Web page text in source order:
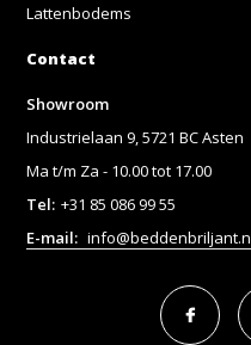
Lattenbodems
Contact
Showroom
Industrielaan 9, 5721 BC Asten
Ma t/m Za - 10.00 tot 17.00
Tel: +31 85 086 99 55
E-mail: